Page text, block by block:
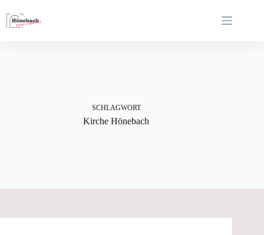
Inhalt
springen
SCHLAGWORT
Kirche Hönebach